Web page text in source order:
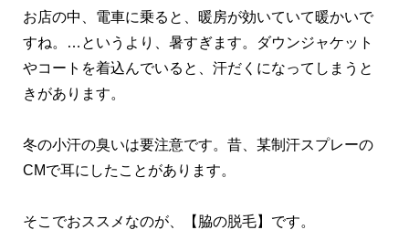
お店の中、電車に乗ると、暖房が効いていて暖かいで
すね。…というより、暑すぎます。ダウンジャケット
やコートを着込んでいると、汗だくになってしまうと
きがあります。
冬の小汗の臭いは要注意です。昔、某制汗スプレーの
CMで耳にしたことがあります。
そこでおススメなのが、【脇の脱毛】です。